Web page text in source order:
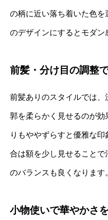
の柄に近い落ち着いた色
のデザインにするとモダン
前髪・分け目の調整
前髪ありのスタイルでは
郭を柔らかく見せるのが効
りもややずらすと優雅な
合は額を少し見せることで
のバランスも良くなります
小物使いで華やかさ